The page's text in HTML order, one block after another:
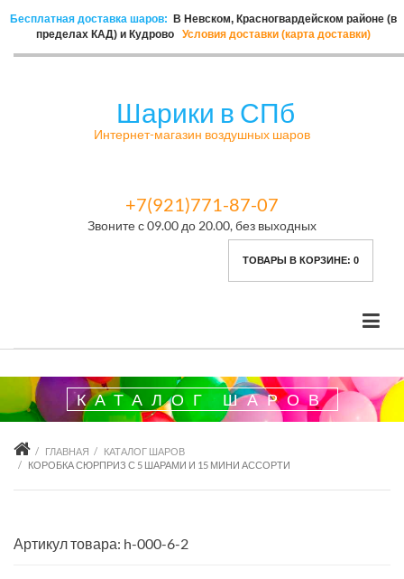
Бесплатная доставка шаров:
В Невском, Красногвардейском районе (в
пределах КАД) и Кудрово
Условия доставки (карта доставки)
Шарики в СПб
Интернет-магазин воздушных шаров
+7(921)771-87-07
Звоните с 09.00 до 20.00, без выходных
ТОВАРЫ В КОРЗИНЕ: 0
КАТАЛОГ ШАРОВ
ГЛАВНАЯ
КАТАЛОГ ШАРОВ
КОРОБКА СЮРПРИЗ С 5 ШАРАМИ И 15 МИНИ АССОРТИ
Артикул товара: h-000-6-2